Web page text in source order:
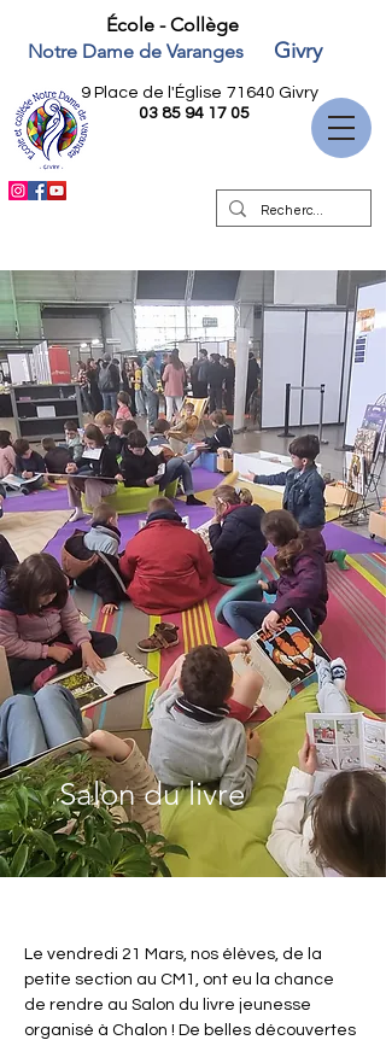
École - Collège
Notre Dame de Varanges
Givry
9 Place de l'Église 71640 Givry
03 85 94 17 05
Salon du livre
Le vendredi 21 Mars, nos élèves, de la
petite section au CM1, ont eu la chance
de rendre au Salon du livre jeunesse
organisé à Chalon ! De belles découvertes